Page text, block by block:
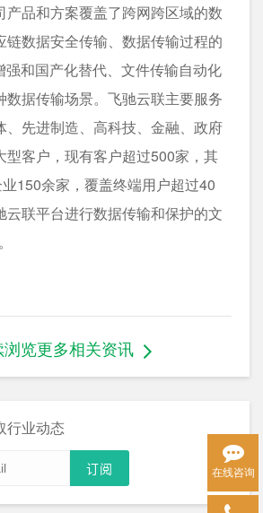
产品和方案覆盖了跨网跨区域的数
链数据安全传输、数据传输过程的
强和国产化替代、文件传输自动化
数据传输场景。飞驰云联主要服务
、先进制造、高科技、金融、政府
型客户，现有客户超过500家，其
150余家，覆盖终端用户超过40
云联平台进行数据传输和保护的文
览更多相关资讯
行业动态
在线咨询